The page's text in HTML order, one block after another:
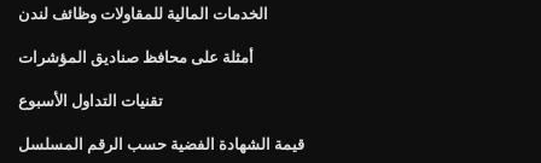
الخدمات المالية للمقاولات وظائف لندن
أمثلة على محافظ صناديق المؤشرات
تقنيات التداول الأسبوع
قيمة الشهادة الفضية حسب الرقم المسلسل